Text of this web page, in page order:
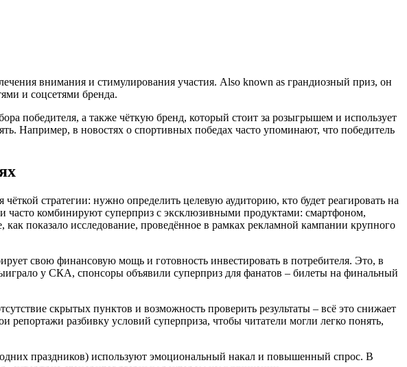
внимания и стимулирования участия. Also known as грандиозный приз, он
и соцсетями бренда.
победителя, а также чёткую бренд, который стоит за розыгрышем и использует
Например, в новостях о спортивных победах часто упоминают, что победитель
чёткой стратегии: нужно определить целевую аудиторию, кто будет реагировать на
часто комбинируют суперприз с эксклюзивными продуктами: смартфоном,
показало исследование, проведённое в рамках рекламной кампании крупного
свою финансовую мощь и готовность инвестировать в потребителя. Это, в
у СКА, спонсоры объявили суперприз для фанатов – билеты на финальный
скрытых пунктов и возможность проверить результаты – всё это снижает
разбивку условий суперприза, чтобы читатели могли легко понять,
праздников) используют эмоциональный накал и повышенный спрос. В